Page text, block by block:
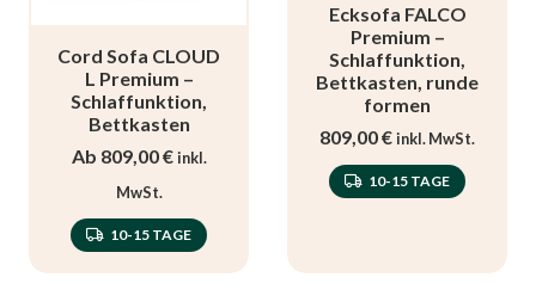
Cord Sofa CLOUD
L Premium –
Schlaffunktion,
Bettkasten
Ab 809,00€ inkl.
MwSt.
10-15 TAGE
Ecksofa FALCO
Premium –
Schlaffunktion,
Bettkasten, runde
formen
809,00€inkl. MwSt.
10-15 TAGE